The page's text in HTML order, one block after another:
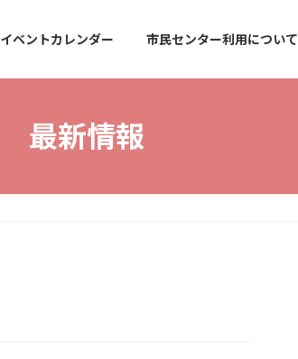
イベントカレンダー 市民センター利用について
最新情報